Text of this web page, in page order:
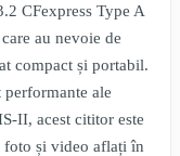
CFexpress Type A
au nevoie de
compact și portabil.
ale
II, acest cititor este
și video aflați în